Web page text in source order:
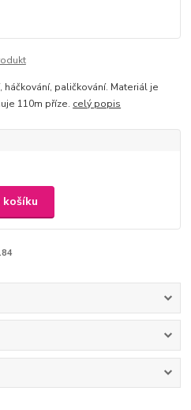
háčkování, paličkování. Materiál je
110m příze. celý popis